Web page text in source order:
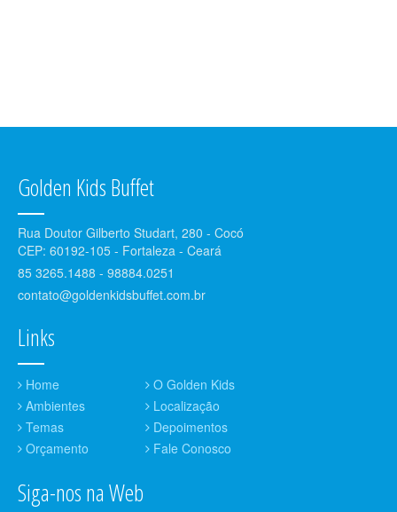
Golden Kids Buffet
Rua Doutor Gilberto Studart, 280 - Cocó
CEP: 60192-105 - Fortaleza - Ceará
85 3265.1488 - 98884.0251
contato@goldenkidsbuffet.com.br
Links
Home
O Golden Kids
Ambientes
Localização
Temas
Depoimentos
Orçamento
Fale Conosco
Siga-nos na Web